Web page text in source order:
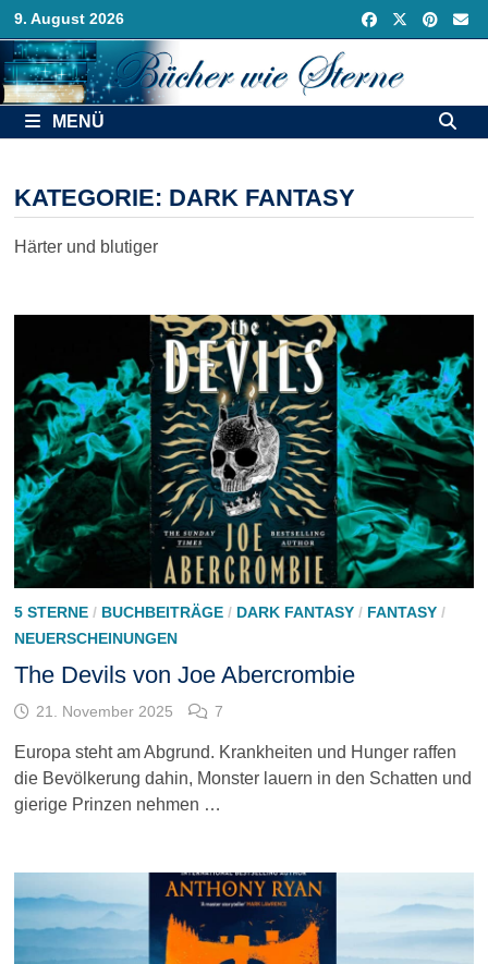
Zurück
zum
Inhalt
9. August 2026
MENÜ
KATEGORIE: DARK FANTASY
Härter und blutiger
5 STERNE/ BUCHBEITRÄGE/ DARK FANTASY/ FANTASY/
NEUERSCHEINUNGEN
The Devils von Joe Abercrombie
21. November 2025 7
Europa steht am Abgrund. Krankheiten und Hunger raffen
die Bevölkerung dahin, Monster lauern in den Schatten und
gierige Prinzen nehmen …